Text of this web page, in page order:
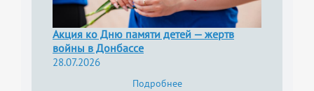
Акция ко Дню памяти детей — жертв
войны в Донбассе
28.07.2026
Подробнее